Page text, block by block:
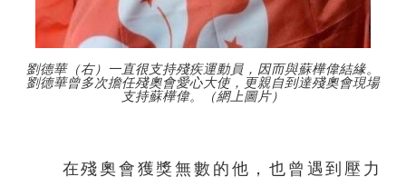
劉德華（右）一直很支持殘疾運動員，因而與蘇樺偉結緣。
劉德華曾多次擔任殘奧會愛心大使，更親自到達殘奧會現場
支持蘇樺偉。（網上圖片）
在殘奧會獲獎無數的他，也曾遇到壓力